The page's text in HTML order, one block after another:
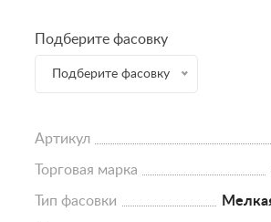
Подберите фасовку
Подберите фасовку
Артикул
Торговая марка
Тип фасовки